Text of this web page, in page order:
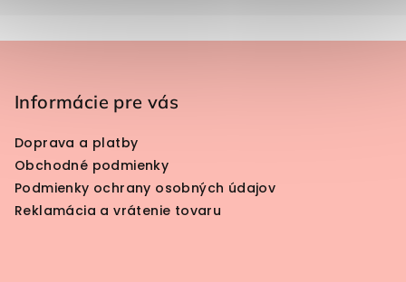
Informácie pre vás
Doprava a platby
Obchodné podmienky
Podmienky ochrany osobných údajov
Reklamácia a vrátenie tovaru